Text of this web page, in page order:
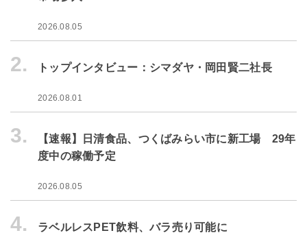
2026.08.05
2. トップインタビュー：シマダヤ・岡田賢二社長
2026.08.01
3.
【速報】日清食品、つくばみらい市に新工場 29年
度中の稼働予定
2026.08.05
4. ラベルレスPET飲料、バラ売り可能に